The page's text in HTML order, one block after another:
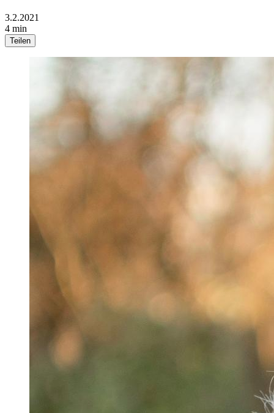
3.2.2021
4 min
Teilen